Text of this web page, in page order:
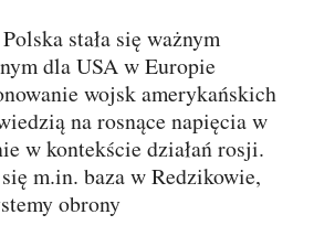
dla USA w Europie
wojsk amerykańskich
na rosnące napięcia w
w kontekście działań rosji.
m.in. baza w Redzikowie,
obrony